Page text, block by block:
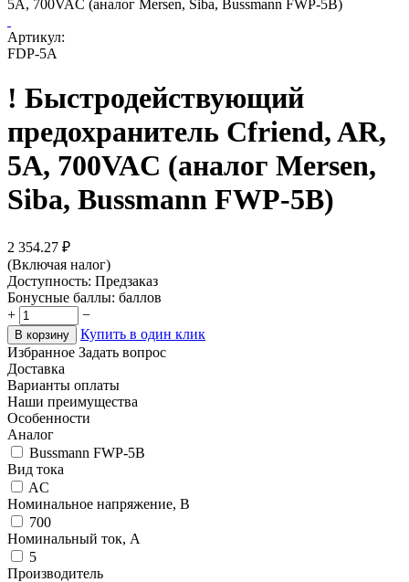
5А, 700VAC (аналог Mersen, Siba, Bussmann FWP-5B)
Артикул:
FDP-5A
! Быстродействующий
предохранитель Cfriend, AR,
5А, 700VAC (аналог Mersen,
Siba, Bussmann FWP-5B)
2 354.27 ₽
(Включая налог)
Доступность: Предзаказ
Бонусные баллы: баллов
+
−
В корзину
Купить в один клик
Избранное Задать вопрос
Доставка
Варианты оплаты
Наши преимущества
Особенности
Аналог
Bussmann FWP-5B
Вид тока
AC
Номинальное напряжение, В
700
Номинальный ток, А
5
Производитель